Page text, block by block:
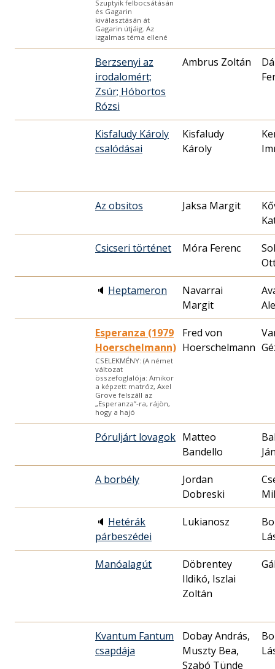
Szuptyik felbocsátásán
és Gagarin
kiválasztásán át
Gagarin útjáig. Az
izgalmas téma ellené
Berzsenyi az
irodalomért;
Zsúr; Hóbortos
Rózsi
Ambrus Zoltán
Kisfaludy Károly
csalódásai
Kisfaludy
Károly
Az obsitos Jaksa Margit
Csicseri történet Móra Ferenc
🔈 Heptameron
Navarrai
Margit
Esperanza (1979
Hoerschelmann)
CSELEKMÉNY: (A német
változat
összefoglalója: Amikor
a képzett matróz, Axel
Grove felszáll az
„Esperanza”-ra, rájön,
hogy a hajó
Fred von
Hoerschelmann
Póruljárt lovagok Matteo
Bandello
A borbély
Jordan
Dobreski
🔈 Hetérák
párbeszédei
Lukianosz
Manóalagút
Döbrentey
Ildikó, Iszlai
Zoltán
Kvantum Fantum
csapdája
Dobay András,
Muszty Bea,
Szabó Tünde